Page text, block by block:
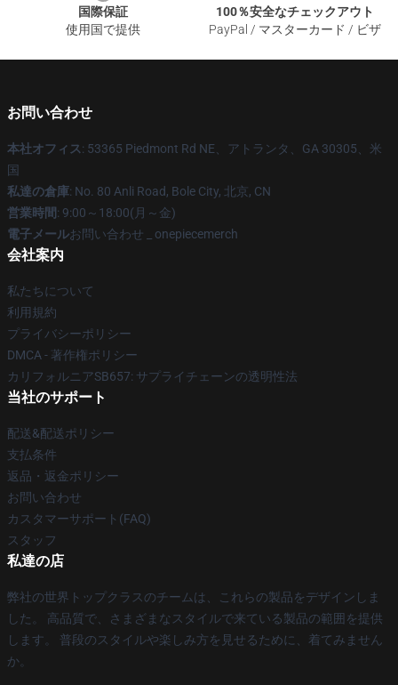
国際保証
使用国で提供
100％安全なチェックアウト
PayPal / マスターカード / ビザ
お問い合わせ
本社オフィス: 53365 Piedmont Rd NE、アトランタ、GA 30305、米
国
私達の倉庫: No. 80 Anli Road, Bole City, 北京, CN
営業時間: 9:00～18:00(月～金)
電子メールお問い合わせ _ onepiecemerch
会社案内
私たちについて
利用規約
プライバシーポリシー
DMCA - 著作権ポリシー
カリフォルニアSB657: サプライチェーンの透明性法
当社のサポート
配送&配送ポリシー
支払条件
返品・返金ポリシー
お問い合わせ
カスタマーサポート(FAQ)
スタッフ
私達の店
弊社の世界トップクラスのチームは、これらの製品をデザインしま
した。 高品質で、さまざまなスタイルで来ている製品の範囲を提供
します。 普段のスタイルや楽しみ方を見せるために、着てみません
か。